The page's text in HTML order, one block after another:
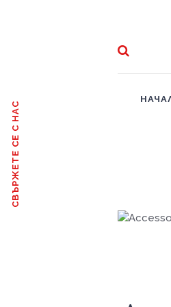
СВЪРЖЕТЕ СЕ С НАС